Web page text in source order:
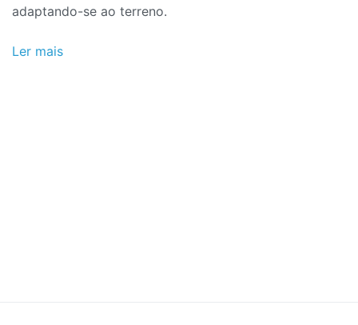
adaptando-se ao terreno.
Ler mais